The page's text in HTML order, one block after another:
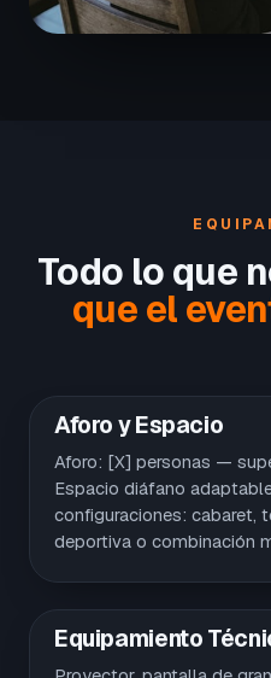
Todo lo que
que el
Aforo y Espacio
Aforo: [X] personas —
Espacio diáfano
configuraciones: cabaret,
deportiva o combinación
Equipamiento